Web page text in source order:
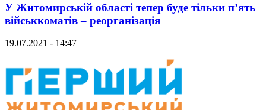
У Житомирській області тепер буде тільки п’ять
військкоматів – реорганізація
19.07.2021 - 14:47